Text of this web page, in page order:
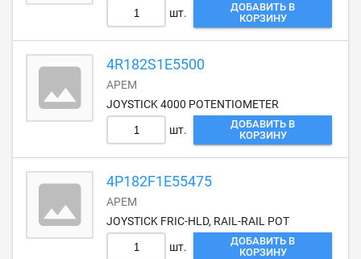
шт.
ДОБАВИТЬ В
КОРЗИНУ
4R182S1E5500
APEM
JOYSTICK 4000 POTENTIOMETER
шт.
ДОБАВИТЬ В
КОРЗИНУ
4P182F1E55475
APEM
JOYSTICK FRIC-HLD, RAIL-RAIL POT
шт.
ДОБАВИТЬ В
КОРЗИНУ